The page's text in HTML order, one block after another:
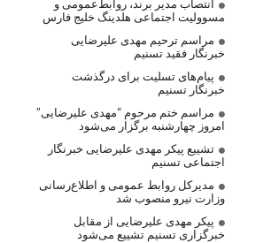
انتصاب مدیر برند، روابط‌عمومی و
مسوولیت اجتماعی هلدینگ خلیج فارس
مراسم ترحیم مهدی علیرضایی
خبرنگار فقید تسنیم
پیام‌های تسلیت برای درگذشت
خبرنگار تسنیم
مراسم ختم مرحوم “مهدی علیرضایی”
امروز چهارشنبه برگزار می‌شود
تشییع پیکر مهدی علیرضایی خبرنگار
اجتماعی تسنیم
مدیرکل روابط عمومی و اطلاع‌رسانی
وزارت نیرو منصوب شد
پیکر مهدی علیرضایی از مقابل
خبرگزاری تسنیم تشییع می‌شود